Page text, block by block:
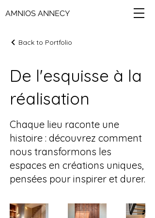
AMNIOS ANNECY
Back to Portfolio
De l'esquisse à la
réalisation
Chaque lieu raconte une
histoire : découvrez comment
nous transformons les
espaces en créations uniques,
pensées pour inspirer et durer.